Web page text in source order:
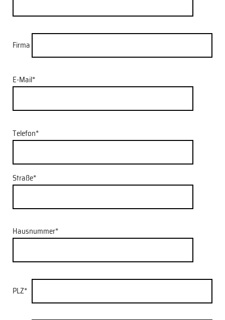
Firma
E-Mail*
Telefon*
Straße*
Hausnummer*
PLZ*